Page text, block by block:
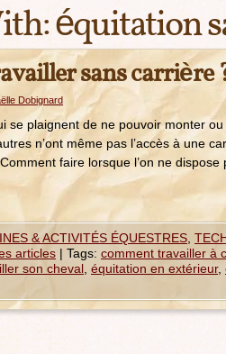
équitation
sans carrière
Dobignard
se plaignent de ne pouvoir monter
n’ont même pas l’accès à une
faire lorsque l’on ne dispose
& ACTIVITÉS ÉQUESTRES
articles | Tags: comment travailler à
son cheval équitation en extérieur,